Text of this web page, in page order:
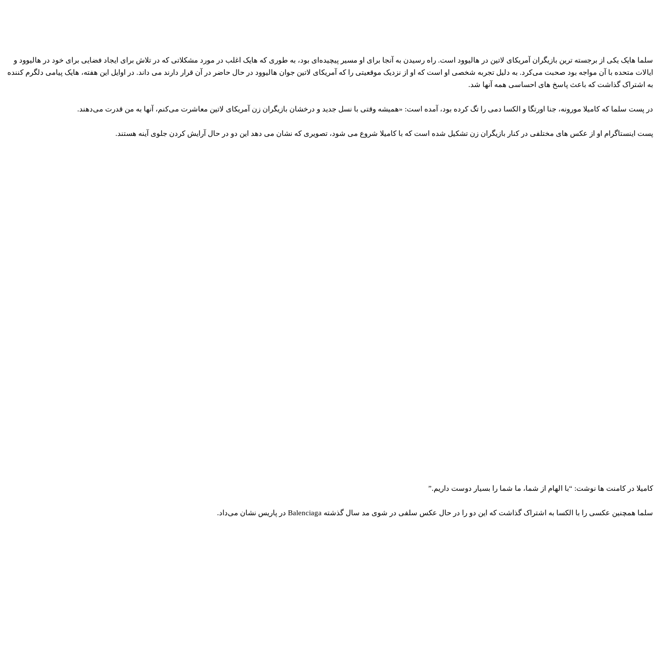
سلما هایک یکی از برجسته ترین بازیگران آمریکای لاتین در هالیوود است. راه رسیدن به آنجا برای او مسیر پیچیده‌ای بود، به طوری که هایک اغلب در مورد مشکلاتی که در تلاش برای ایجاد فضایی برای خود در هالیوود و
ایالات متحده با آن مواجه بود صحبت می‌کرد. به دلیل تجربه شخصی او است که او از نزدیک موقعیتی را که آمریکای لاتین جوان هالیوود در حال حاضر در آن قرار دارند می داند. در اوایل این هفته، هایک پیامی دلگرم کننده
به اشتراک گذاشت که باعث پاسخ های احساسی همه آنها شد.
در پست سلما که کامیلا مورونه، جنا اورتگا و الکسا دمی را تگ کرده بود، آمده است: «همیشه وقتی با نسل جدید و درخشان بازیگران زن آمریکای لاتین معاشرت می‌کنم، آنها به من قدرت می‌دهند.
پست اینستاگرام او از عکس های مختلفی در کنار بازیگران زن تشکیل شده است که با کامیلا شروع می شود، تصویری که نشان می دهد این دو در حال آرایش کردن جلوی آینه هستند.
کامیلا در کامنت ها نوشت: “با الهام از شما، ما شما را بسیار دوست داریم.”
سلما همچنین عکسی را با الکسا به اشتراک گذاشت که این دو را در حال عکس سلفی در شوی مد سال گذشته Balenciaga در پاریس نشان می‌داد.